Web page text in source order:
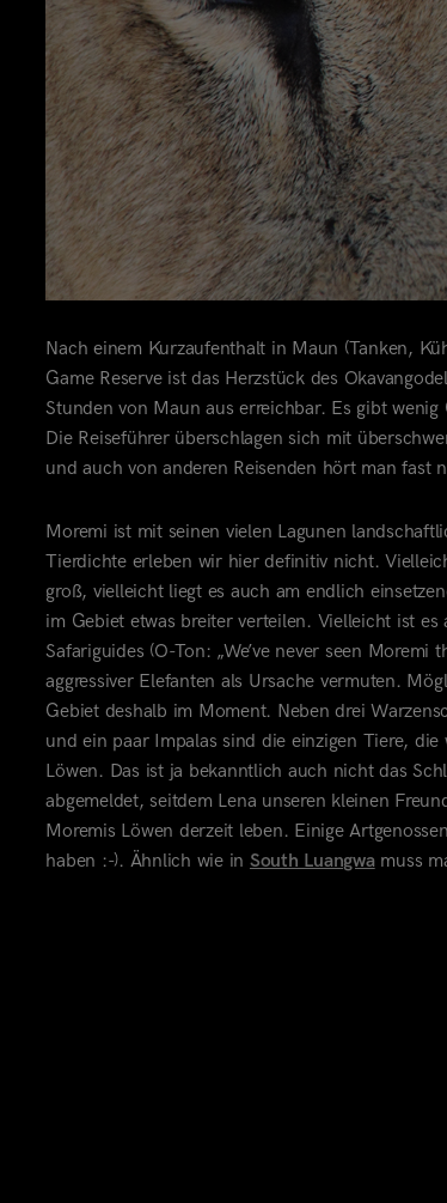
Nach einem Kurzaufenthalt in Maun (Tanken,
Game Reserve ist das Herzstück des
Stunden von Maun aus erreichbar. Es gibt
Die Reiseführer überschlagen sich mit
und auch von anderen Reisenden hört man fast
Moremi ist mit seinen vielen Lagunen
Tierdichte erleben wir hier definitiv nicht.
groß, vielleicht liegt es auch am endlich
im Gebiet etwas breiter verteilen. Vielleicht ist es
Safariguides (O-Ton: „We’ve never seen Moremi
aggressiver Elefanten als Ursache vermuten.
Gebiet deshalb im Moment. Neben drei
und ein paar Impalas sind die einzigen Tiere, die
Löwen. Das ist ja bekanntlich auch nicht das
abgemeldet, seitdem Lena unseren kleinen
Moremis Löwen derzeit leben. Einige
haben :-). Ähnlich wie in South Luangwamuss